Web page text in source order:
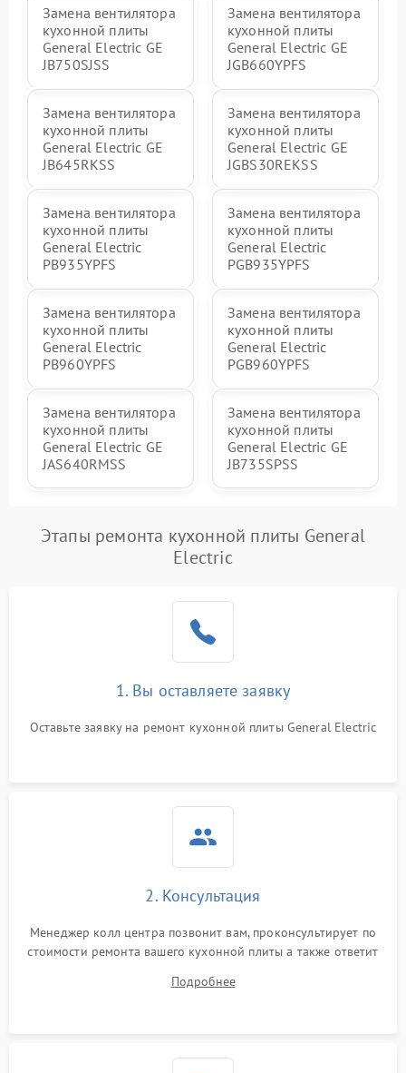
Замена вентилятора
кухонной плиты
General Electric GE
JB750SJSS
Замена вентилятора
кухонной плиты
General Electric GE
JGB660YPFS
Замена вентилятора
кухонной плиты
General Electric GE
JB645RKSS
Замена вентилятора
кухонной плиты
General Electric GE
JGBS30REKSS
Замена вентилятора
кухонной плиты
General Electric
PB935YPFS
Замена вентилятора
кухонной плиты
General Electric
PGB935YPFS
Замена вентилятора
кухонной плиты
General Electric
PB960YPFS
Замена вентилятора
кухонной плиты
General Electric
PGB960YPFS
Замена вентилятора
кухонной плиты
General Electric GE
JAS640RMSS
Замена вентилятора
кухонной плиты
General Electric GE
JB735SPSS
Этапы ремонта кухонной плиты General
Electric
1. Вы оставляете заявку
Оставьте заявку на ремонт кухонной плиты General Electric
2. Консультация
Менеджер колл центра позвонит вам, проконсультирует по
стоимости ремонта вашего кухонной плиты а также ответит
Подробнее